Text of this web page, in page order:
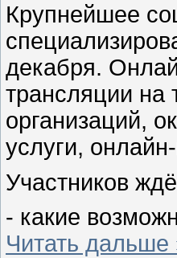
Крупнейшее
декабря.
трансляции на
организаций,
услуги,
Участников
- какие
Читать дальше